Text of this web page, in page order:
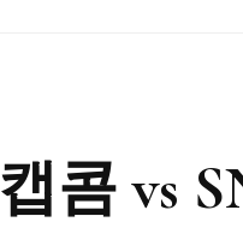
캡콤 vs